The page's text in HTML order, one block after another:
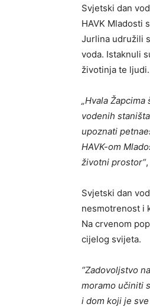
Svjetski dan
HAVK Mladosti
Jurlina udružili
voda. Istaknuli
životinja te ljudi.
„Hvala
vodenih
upoznati
HAVK-om
životni prostor“
Svjetski dan
nesmotrenost i
Na crvenom
cijelog svijeta.
‘’Zadovoljstvo
moramo učiniti
i dom koji je